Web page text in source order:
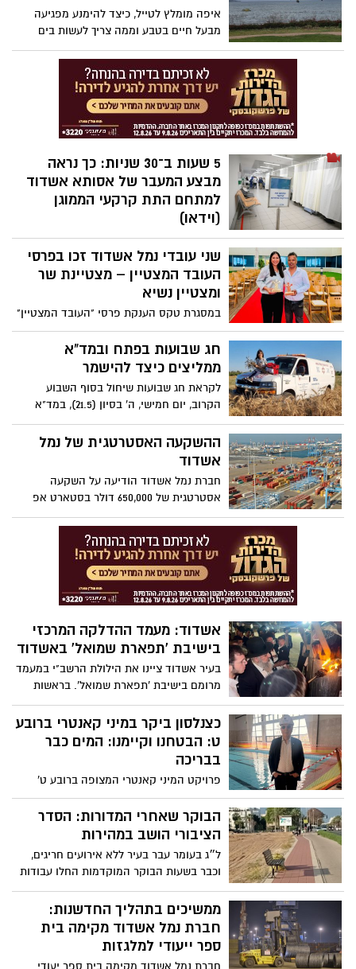
התוצרים נתרמו למרכז רפואי מרחבים
למחלקת נפגעי טראומה
איפה מומלץ לטייל, כיצד להימנע מפגיעה
מבעל חיים בטבע וממה צריך לעשות בים
ובבריכה? עם תחילתו של הקיץ ולקראת
יציאת בני הנוער והילדים לחופש הגדול,
מפרסם מד"א את המדריך המלא להורים
ולילדים
5 שעות ב־30 שניות: כך נראה
מבצע המעבר של אסותא אשדוד
למתחם התת קרקעי הממוגן
(וידאו)
בית החולים הציבורי אסותא אשדוד מפרסם
תיעוד ייחודי של מבצע שינוע המטופלים
והפעלת המתחם התת־קרקעי הממוגן.
שני עובדי נמל אשדוד זכו בפרסי
העובד המצטיין – מצטיינת שר
ומצטיין נשיא
במסגרת טקס הענקת פרסי "העובד המצטיין"
ע"ש נוח מוזס של ידיעות אחרונות שני עובדי
נמל נבחרו כמצטיינים: חגית זירד שנבחרה
כמצטיינת שר ואיציק מרדכי שנבחר כמצטיין
חג שבועות בפתח ובמד"א
ממליצים כיצד להישמר
לקראת חג שבועות שיחול בסוף השבוע
הקרוב, יום חמישי, ה' בסיון (21.5), במד"א
ערוכים לאבטח רפואית את המתפללים
הצפויים להגיע לכותל המערבי בירושלים
לתפילת "תיקון ליל שבועות"
ההשקעה האסטרטגית של נמל
אשדוד
חברת נמל אשדוד הודיעה על השקעה
אסטרטגית של 650,000 דולר בסטארט אפ
Conbo -כשמצלמות CCTV הופכות לעיניים
החכמות של הנמל
אשדוד: מעמד ההדלקה המרכזי
בישיבת 'תפארת שמואל' באשדוד
בעיר אשדוד ציינו את הילולת הרשב"י במעמד
מרומם בישיבת 'תפארת שמואל'. בראשות
הגה"צ רבי אפרים בכור שלמה שליט"א
כצנלסון ביקר במיני קאנטרי ברובע
ט: הבטחנו וקיימנו: המים כבר
בבריכה
פרויקט המיני קאנטרי המצופה ברובע ט'
נכנס לישורת האחרונה. הפרויקט, שתוכנן
ויצא לדרך על ידי חפ"א בהובלת המנכ״ל
אינג׳ עמית אלגמיל (החברה לפיתוח אשדוד),
הוא פרי שיתוף פעולה הדוק ומוצלח בין ראש
העיר, ד"ר יחיאל לסרי, לבין סגנו, אינג' שמעון
כצנלסון, מי שכיהן כיו"ר חפ"א וכממונה על
הבוקר שאחרי המדורות: הסדר
הציבורי הושב במהירות
ל״ג בעומר עבר בעיר ללא אירועים חריגים,
וכבר בשעות הבוקר המוקדמות החלו עבודות
ניקיון ופינוי נרחבות
ממשיכים בתהליך החדשנות:
חברת נמל אשדוד מקימה בית
ספר ייעודי למלגזות
חברת נמל אשדוד מקימה בית ספר יעודי